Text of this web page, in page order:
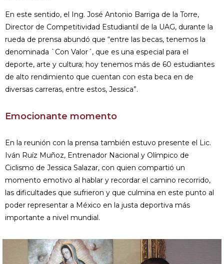
En este sentido, el Ing. José Antonio Barriga de la Torre,
Director de Competitividad Estudiantil de la UAG, durante la
rueda de prensa abundó que “entre las becas, tenemos la
denominada `Con Valor´, que es una especial para el
deporte, arte y cultura; hoy tenemos más de 60 estudiantes
de alto rendimiento que cuentan con esta beca en de
diversas carreras, entre estos, Jessica”.
Emocionante momento
En la reunión con la prensa también estuvo presente el Lic.
Iván Ruíz Muñoz, Entrenador Nacional y Olímpico de
Ciclismo de Jessica Salazar, con quien compartió un
momento emotivo al hablar y recordar el camino recorrido,
las dificultades que sufrieron y que culmina en este punto al
poder representar a México en la justa deportiva más
importante a nivel mundial.